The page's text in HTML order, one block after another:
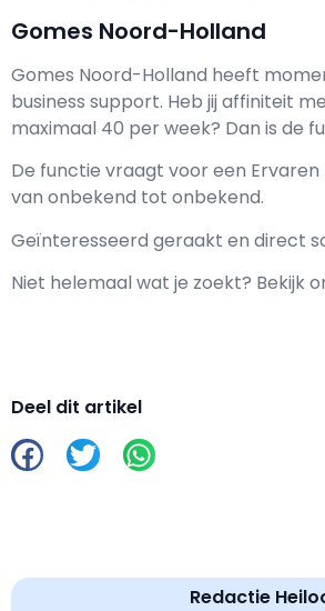
Gomes Noord-Holland
Gomes Noord-Holland heeft
business support. Heb jij affiniteit
maximaal 40 per week? Dan is de
De functie vraagt voor een
van onbekend tot onbekend.
Geïnteresseerd geraakt en direct
Niet helemaal wat je zoekt? Bekijk
Deel dit artikel
Redactie